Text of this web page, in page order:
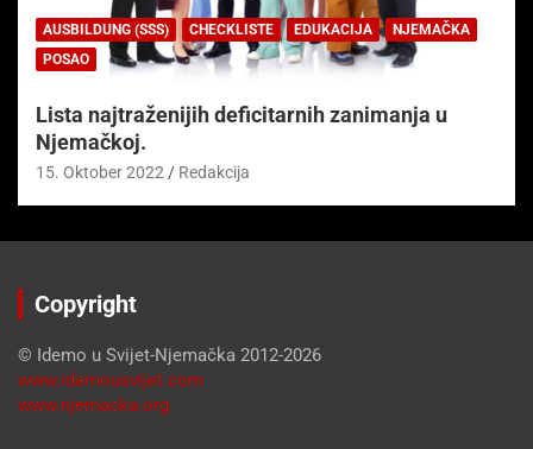
AUSBILDUNG (SSS) CHECKLISTE EDUKACIJA
NJEMAČKA
POSAO
Lista najtraženijih deficitarnih zanimanja u
Njemačkoj.
15. Oktober 2022 Redakcija
Copyright
© Idemo u Svijet-Njemačka 2012-2026
www.idemousvijet.com
www.njemacka.org